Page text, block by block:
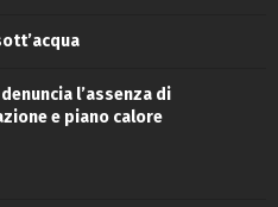
l’assenza di
e piano calore